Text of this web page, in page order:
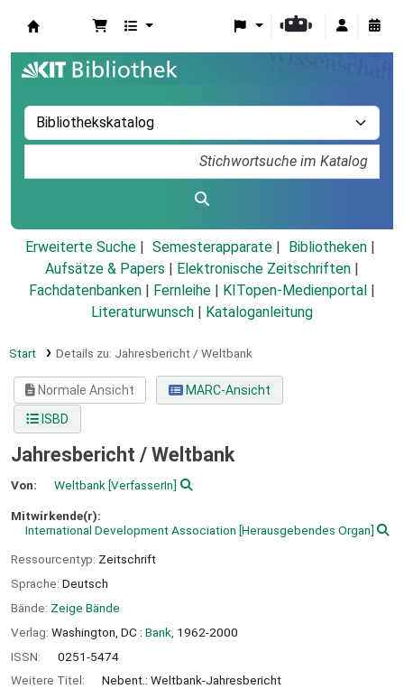
Erweiterte Suche Semesterapparate
Bibliotheken
Aufsätze & Papers
Elektronische Zeitschriften
Fachdatenbanken
Fernleihe KITopen-Medienportal
Literaturwunsch
Kataloganleitung
Start Details zu: Jahresbericht / Weltbank
Normale Ansicht
MARC-Ansicht
ISBD
Jahresbericht / Weltbank
Von: Weltbank [VerfasserIn]
Mitwirkende(r):
International Development Association [Herausgebendes Organ]
Ressourcentyp: Zeitschrift
Sprache: Deutsch
Bände: Zeige Bände
Verlag: Washington, DC : Bank, 1962-2000
ISSN:
0251-5474
Weitere Titel:
Nebent.: Weltbank-Jahresbericht